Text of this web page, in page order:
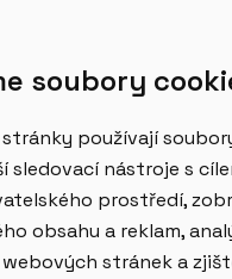
soubory
používají
sledovací nástroje s
prostředí,
obsahu a reklam,
stránek a
přijďte za